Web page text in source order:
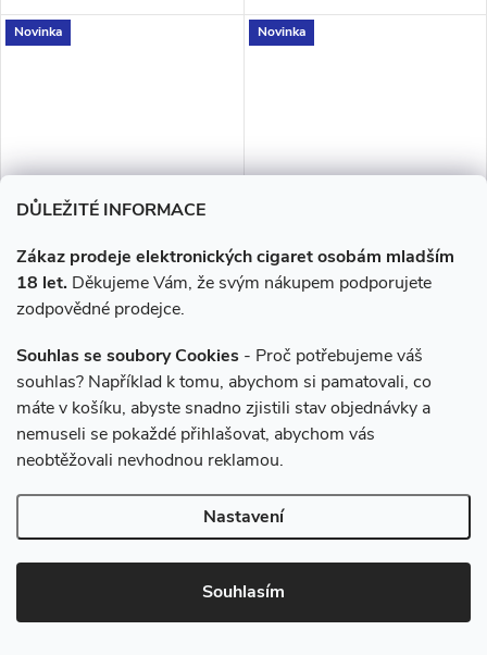
DŮLEŽITÉ INFORMACE
Zákaz prodeje elektronických cigaret osobám mladším
18 let. Děkujeme Vám, že svým nákupem podporujete
zodpovědné prodejce.
Souhlas se soubory Cookies - Proč potřebujeme váš
souhlas? Například k tomu, abychom si pamatovali, co
máte v košíku, abyste snadno zjistili stav objednávky a
nemuseli se pokaždé přihlašovat, abychom vás
neobtěžovali nevhodnou reklamou.
Nastavení
Souhlasím
baterií 1500 mAh a výkonem až
30 W. Nabízí moderní ovládání,
baterií 1500 mAh a výkonem až
30 W. Nabízí moderní ovládání,
Novinka
VOOPOO ARGUS P3
1500mAh Black
879 Kč
Skladem
DO KOŠÍKU
VOOPOO Argus P3 je
prémiový pod systém s velkým
2,01" dotykovým displejem,
baterií 1500 mAh a výkonem až
30 W. Nabízí moderní ovládání,
rychlé USB-C...
Novinka
SYX BAR 1000 Mint 16,5mg
199 Kč
Skladem
DO KOŠÍKU
Probuďte své chuťové buňky
osvěžující chladivou chutí máty.
Mátový vánek, který vás s
každým výdechem osvěží.
Novinka